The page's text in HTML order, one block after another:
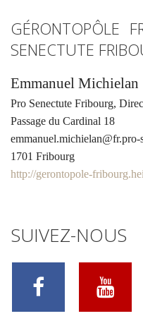
GÉRONTOPÔLE
SENECTUTE
Emmanuel Michielan
Pro Senectute Fribourg,
Passage du Cardinal 18
emmanuel.michielan@fr.pro-
1701 Fribourg
http://gerontopole-
SUIVEZ-NOUS